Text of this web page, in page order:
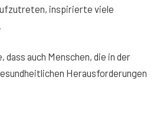
inspirierte viele
auch Menschen, die in der
Herausforderungen